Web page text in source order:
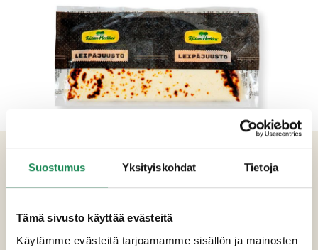
Suostumus Yksityiskohdat Tietoja
Tämä sivusto käyttää evästeitä
Käytämme evästeitä tarjoamamme sisällön ja mainosten
TUOTETIEDOT
Pastöroitu täysMAITO, suola, juoksute.